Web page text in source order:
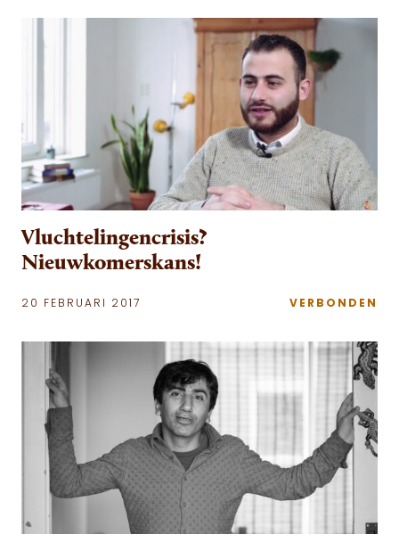
Vluchtelingencrisis?
Nieuwkomerskans!
20 FEBRUARI 2017 VERBONDEN